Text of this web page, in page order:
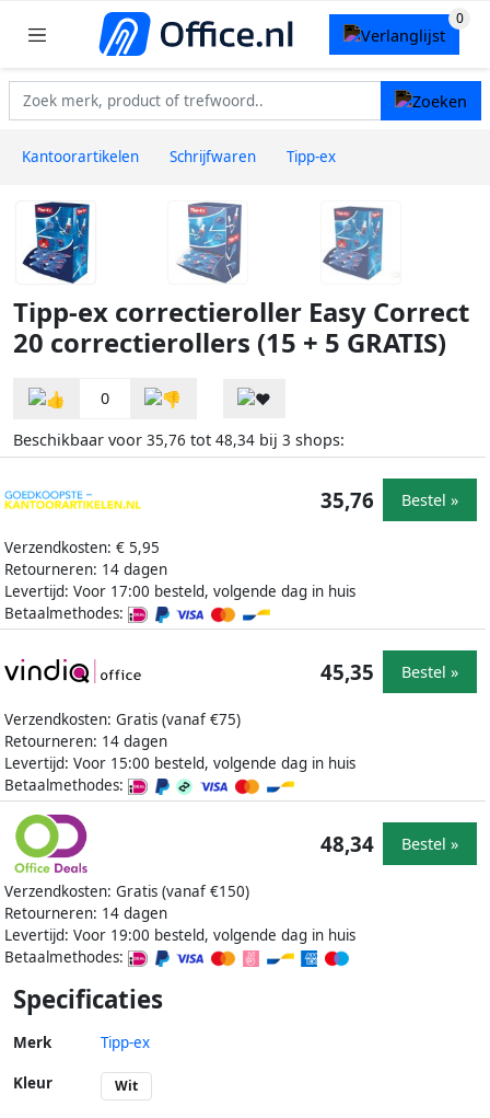
Kantoorartikelen Schrijfwaren Tipp-ex
Tipp-ex correctieroller Easy Correct
20 correctierollers (15 + 5 GRATIS)
0
Beschikbaar voor 35,76 tot 48,34 bij 3 shops:
Verzendkosten: € 5,95
Retourneren: 14 dagen
Levertijd: Voor 17:00 besteld, volgende dag in huis
Betaalmethodes:
35,76 Bestel »
Verzendkosten: Gratis (vanaf €75)
Retourneren: 14 dagen
Levertijd: Voor 15:00 besteld, volgende dag in huis
Betaalmethodes:
45,35 Bestel »
Verzendkosten: Gratis (vanaf €150)
Retourneren: 14 dagen
Levertijd: Voor 19:00 besteld, volgende dag in huis
Betaalmethodes:
48,34 Bestel »
Specificaties
Merk Tipp-ex
Kleur Wit